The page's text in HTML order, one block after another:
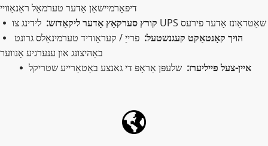
דיפאָרמיישאַן אָדער טערמאַל ראַנאַוויי
 קורץ סערקאַץ אָדער ליקאַדזש: לידינג צו UPS שאַטדאַונז אָדער פירעס
 הויך קאָנטאַקט קעגנשטעל:
באַהיצונג און ענערגיע אָנווער
 איין-צעל פייליערז: שלעפּן אַראָפּ די גאנצע באַטאַרייע שטריקל